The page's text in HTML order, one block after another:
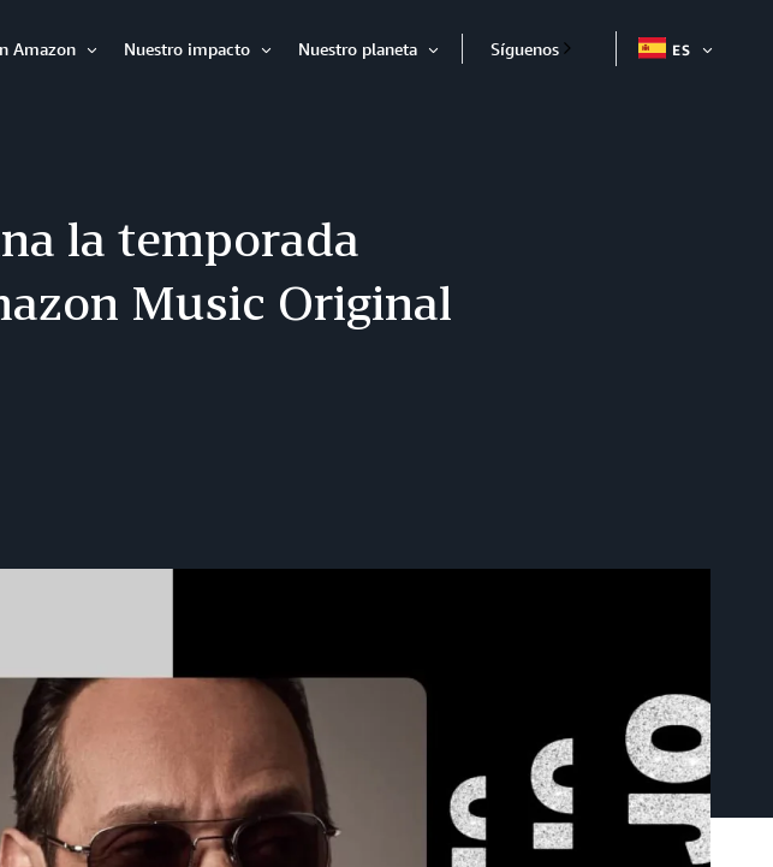
Amazon
Nuestro impacto
Nuestro planeta
Expandir
Síguenos ES
la temporada
Music Original